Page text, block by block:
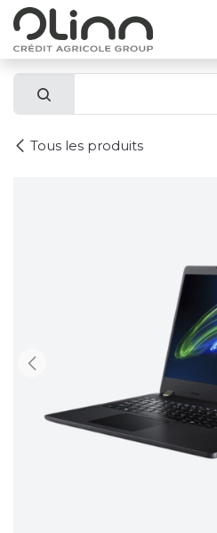
Se rendre au contenu
Tous les produits